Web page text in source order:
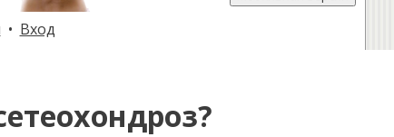
• Вход